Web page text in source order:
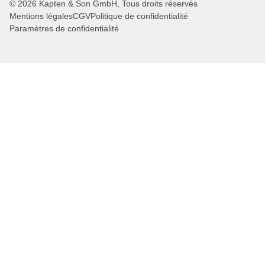
© 2026 Kapten & Son GmbH, Tous droits réservés
Mentions légalesCGVPolitique de confidentialité
Paramètres de confidentialité